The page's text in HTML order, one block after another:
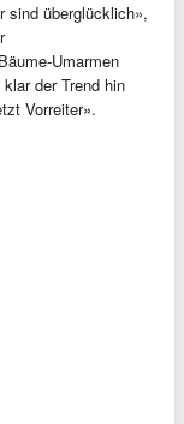
sind überglücklich»,
Umarmen
der Trend hin
Vorreiter».